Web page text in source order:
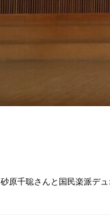
砂原千聡さんと国民楽派デュ